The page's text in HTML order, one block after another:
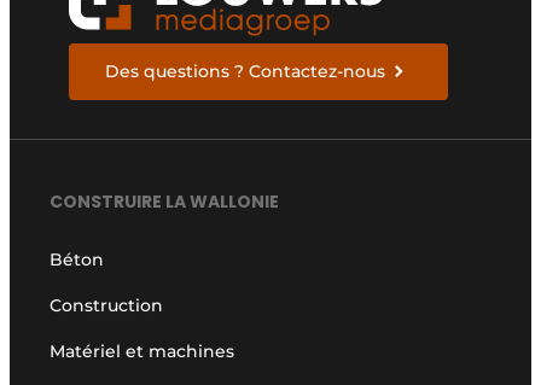
Des questions ? Contactez-nous
CONSTRUIRE LA WALLONIE
Béton
Construction
Matériel et machines